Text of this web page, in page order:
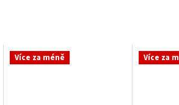
Více za méně Více za